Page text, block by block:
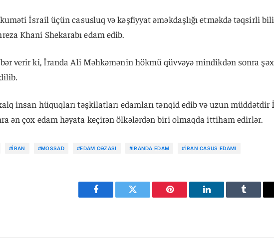
İsrail üçün casusluq və kəşfiyyat əməkdaşlığı etməkdə təqsirli
Khani Shekarabı edam edib.
verir ki, İranda Ali Məhkəmənin hökmü qüvvəyə mindikdən sonra
insan hüquqları təşkilatları edamları tənqid edib və uzun müddətdir
ən çox edam həyata keçirən ölkələrdən biri olmaqda ittiham edirlər.
#İRAN #MOSSAD #EDAM CƏZASI #İRANDA EDAM #İRAN CASUS EDAMI
Facebook Twitter Pinterest LinkedIn Tumblr